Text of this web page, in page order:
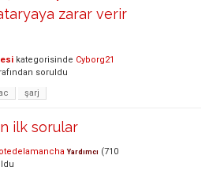
zarar verir
kategorisinde Cyborg21
soruldu
şarj
ilk sorular
Yardımcı (710